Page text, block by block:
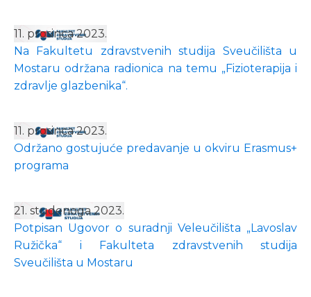
11. prosinca 2023.
Na Fakultetu zdravstvenih studija Sveučilišta u
Mostaru održana radionica na temu „Fizioterapija i
zdravlje glazbenika“.
11. prosinca 2023.
Održano gostujuće predavanje u okviru Erasmus+
programa
21. studenoga 2023.
Potpisan Ugovor o suradnji Veleučilišta „Lavoslav
Ružička“ i Fakulteta zdravstvenih studija
Sveučilišta u Mostaru